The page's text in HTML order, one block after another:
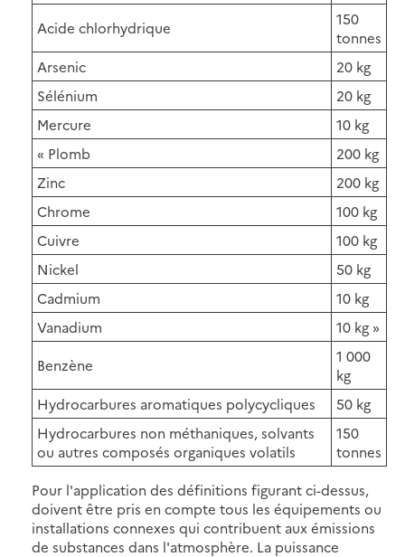
Acide chlorhydrique
150
tonnes
Arsenic
20 kg
Sélénium
20 kg
Mercure
10 kg
« Plomb
200 kg
Zinc
200 kg
Chrome
100 kg
Cuivre
100 kg
Nickel
50 kg
Cadmium
10 kg
Vanadium
10 kg »
Benzène
1 000
kg
Hydrocarbures aromatiques polycycliques
50 kg
Hydrocarbures non méthaniques, solvants
ou autres composés organiques volatils
150
tonnes
Pour l'application des définitions figurant ci-dessus,
doivent être pris en compte tous les équipements ou
installations connexes qui contribuent aux émissions
de substances dans l'atmosphère. La puissance